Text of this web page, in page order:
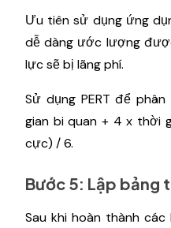
Ưu tiên sử dụng ứng
dễ dàng ước lượng
lực sẽ bị lãng phí.
Sử dụng PERT để
gian bi quan + 4 x thời
cực) / 6.
Bước 5: Lập bảng
Sau khi hoàn thành